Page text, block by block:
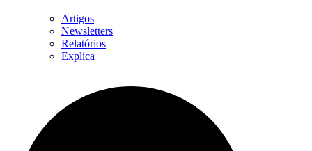
Artigos
Newsletters
Relatórios
Explica